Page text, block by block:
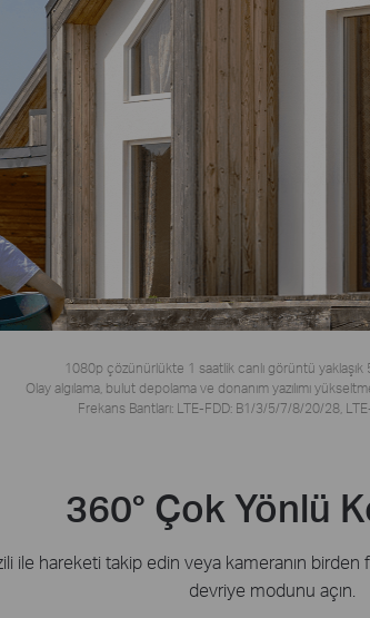
1080p çözünürlükte 1 saatlik canlı görüntü yaklaşık
Olay algılama, bulut depolama ve donanım yazılımı
Frekans Bantları: LTE-FDD: B1/3/5/7/8/20/28,
360° Çok Yönlü
ile hareketi takip edin veya kameranın
devriye modunu açın.